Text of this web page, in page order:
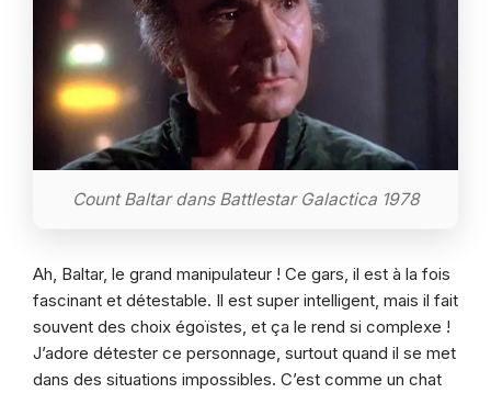
Count Baltar dans Battlestar Galactica 1978
Ah, Baltar, le grand manipulateur ! Ce gars, il est à la fois
fascinant et détestable. Il est super intelligent, mais il fait
souvent des choix égoïstes, et ça le rend si complexe !
J’adore détester ce personnage, surtout quand il se met
dans des situations impossibles. C’est comme un chat